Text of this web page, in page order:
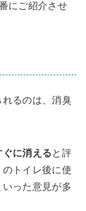
にご紹介させ
るのは、消臭
ぐに消えると評
トイレ後に使
った意見が多